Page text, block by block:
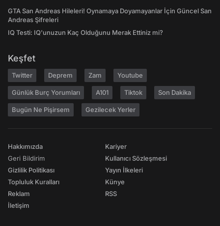
GTA San Andreas Hileleri! Oynamaya Doyamayanlar İçin Güncel San
Andreas Şifreleri
IQ Testi: IQ'unuzun Kaç Olduğunu Merak Ettiniz mi?
Keşfet
Twitter Deprem Zam Youtube
Günlük Burç Yorumları A101 Tiktok Son Dakika
Bugün Ne Pişirsem Gezilecek Yerler
Hakkımızda
Geri Bildirim
Gizlilik Politikası
Topluluk Kuralları
Reklam
İletişim
Kariyer
Kullanıcı Sözleşmesi
Yayın İlkeleri
Künye
RSS